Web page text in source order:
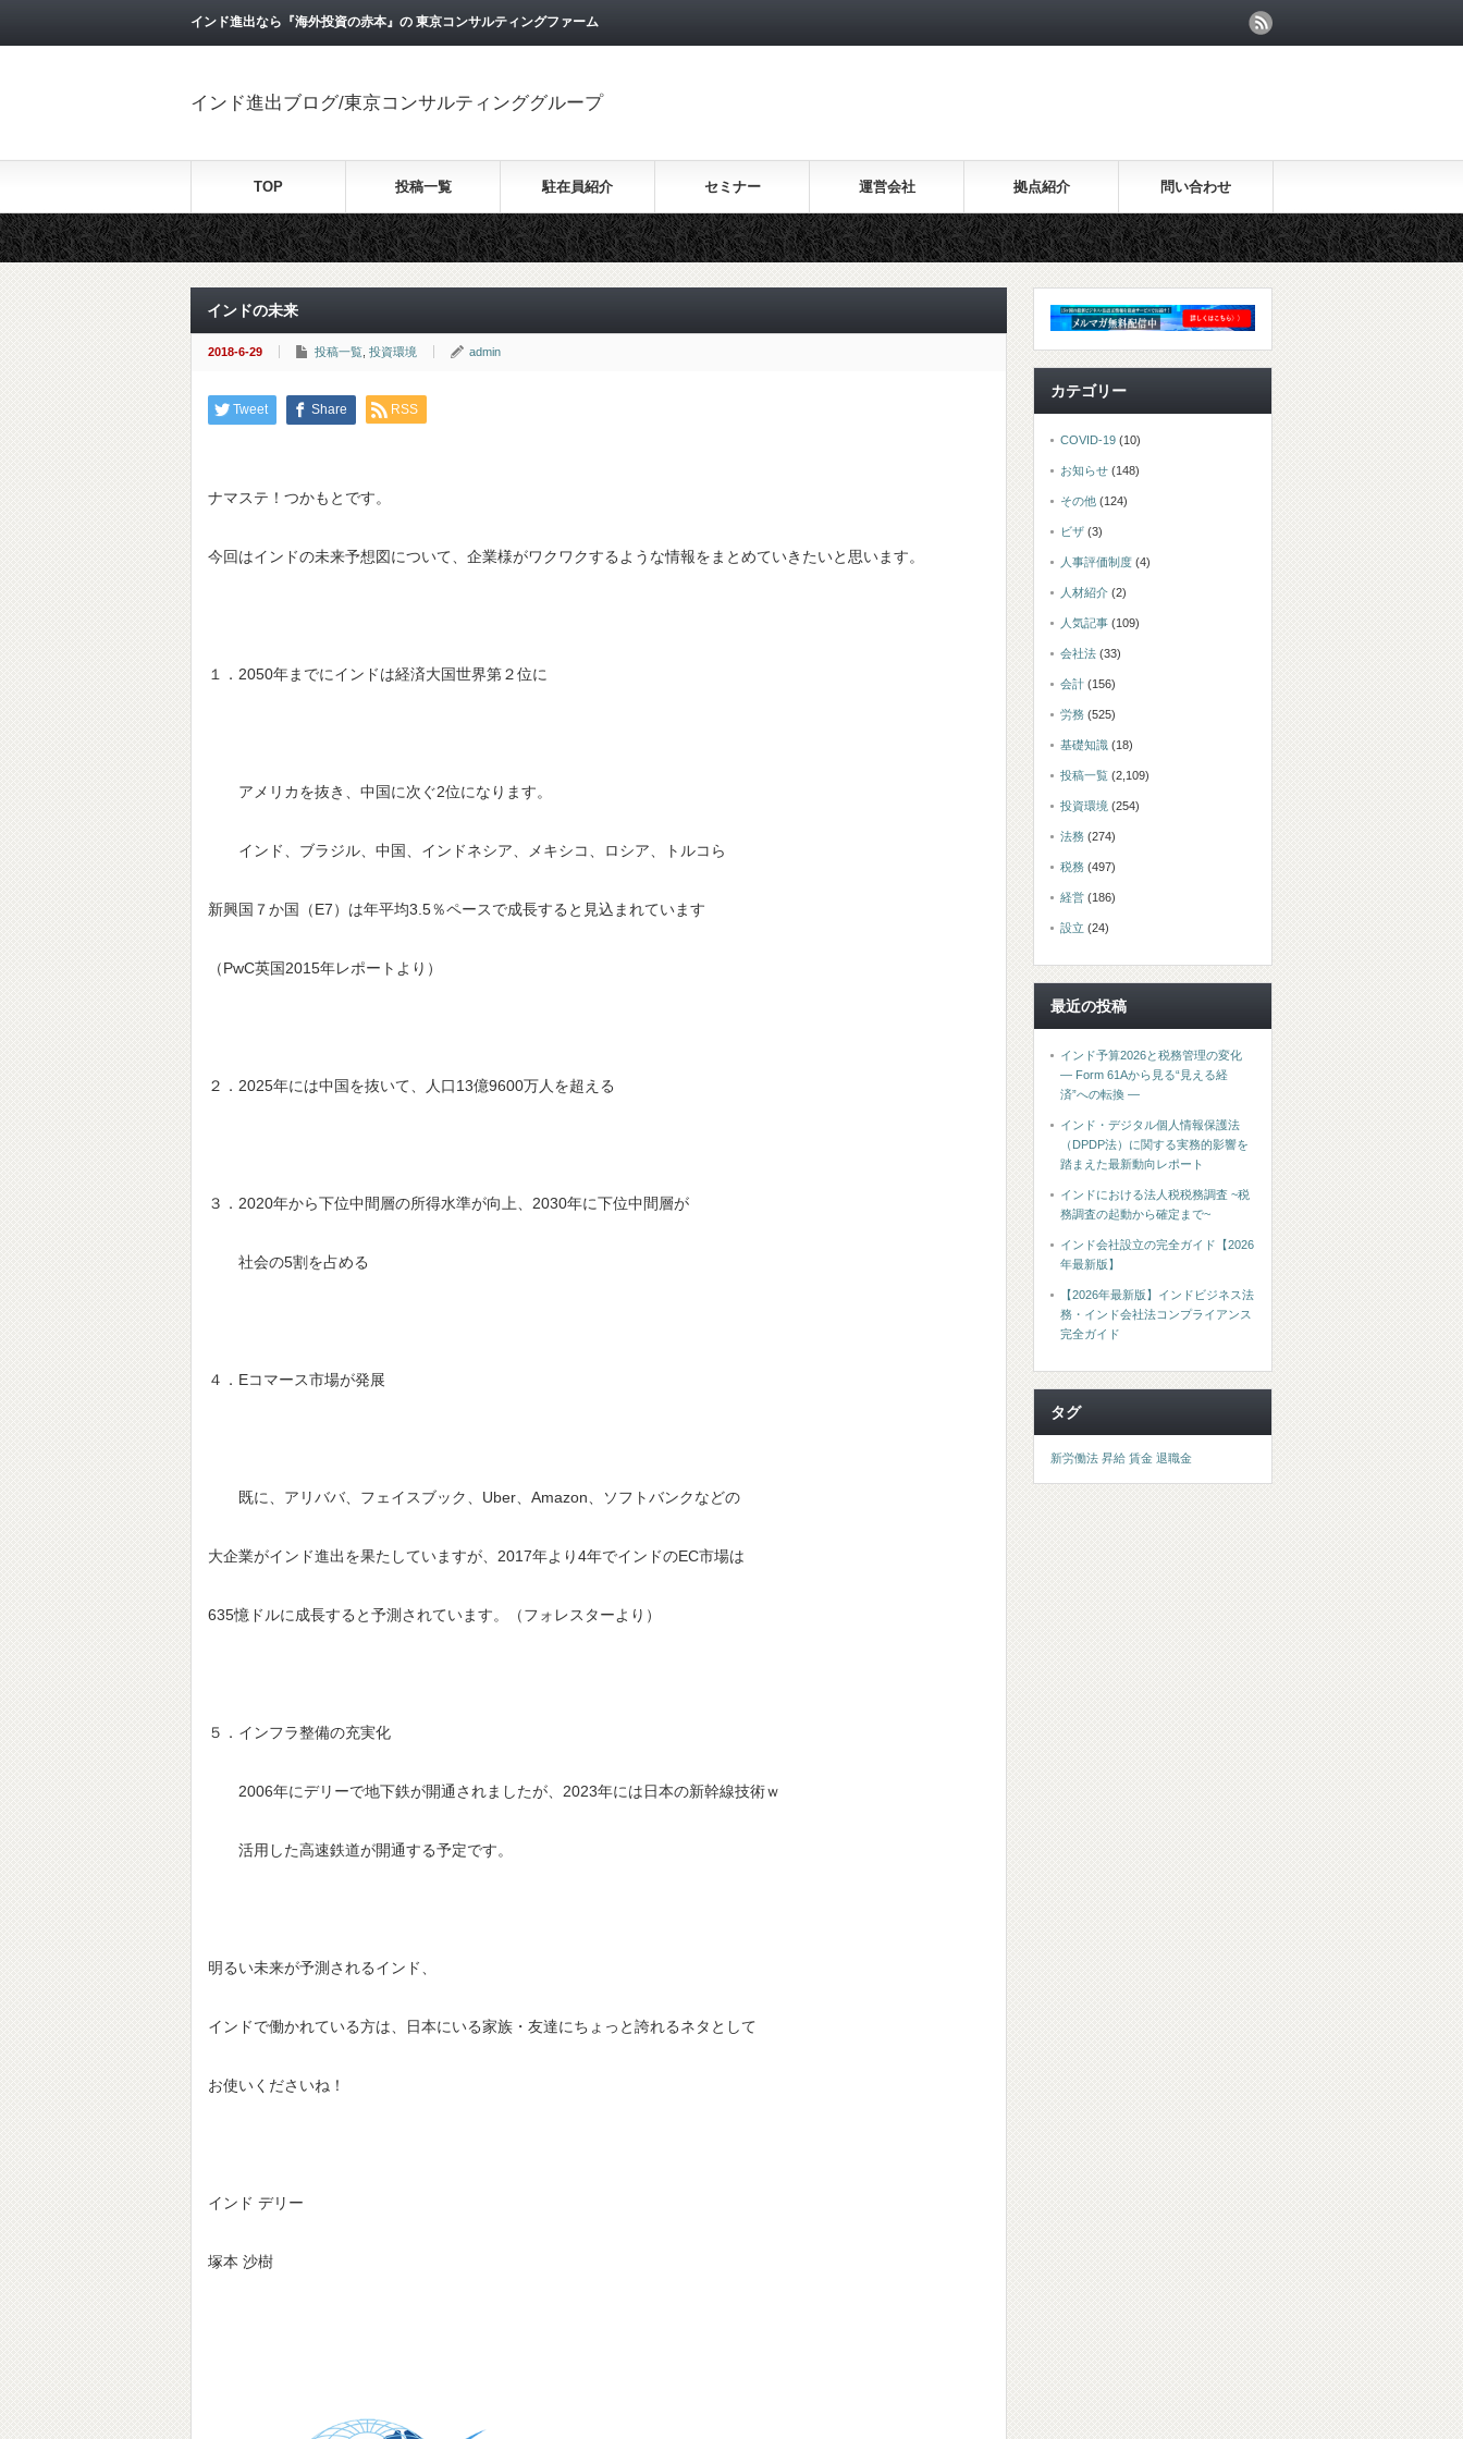
インド進出なら『海外投資の赤本』の 東京コンサルティングファーム
インド進出ブログ/東京コンサルティンググループ
TOP 投稿一覧 駐在員紹介 セミナー 運営会社 拠点紹介 問い合わせ
インドの未来
2018-6-29 投稿一覧 投資環境 admin
Tweet Share RSS
ナマステ！つかもとです。
今回はインドの未来予想図について、企業様がワクワクするような情報をまとめていきたいと思います。
１．2050年までにインドは経済大国世界第２位に
アメリカを抜き、中国に次ぐ2位になります。
インド、ブラジル、中国、インドネシア、メキシコ、ロシア、トルコら
新興国７か国（E7）は年平均3.5％ペースで成長すると見込まれています
（PwC英国2015年レポートより）
２．2025年には中国を抜いて、人口13億9600万人を超える
３．2020年から下位中間層の所得水準が向上、2030年に下位中間層が
社会の5割を占める
４．Eコマース市場が発展
既に、アリババ、フェイスブック、Uber、Amazon、ソフトバンクなどの
大企業がインド進出を果たしていますが、2017年より4年でインドのEC市場は
635憶ドルに成長すると予測されています。（フォレスターより）
５．インフラ整備の充実化
2006年にデリーで地下鉄が開通されましたが、2023年には日本の新幹線技術ｗ
活用した高速鉄道が開通する予定です。
明るい未来が予測されるインド、
インドで働かれている方は、日本にいる家族・友達にちょっと誇れるネタとして
お使いくださいね！
インド デリー
塚本 沙樹
カテゴリー
COVID-19 (10)
お知らせ (148)
その他 (124)
ビザ (3)
人事評価制度 (4)
人材紹介 (2)
人気記事 (109)
会社法 (33)
会計 (156)
労務 (525)
基礎知識 (18)
投稿一覧 (2,109)
投資環境 (254)
法務 (274)
税務 (497)
経営 (186)
設立 (24)
最近の投稿
インド予算2026と税務管理の変化
― Form 61Aから見る“見える経
済”への転換 ―
インド・デジタル個人情報保護法
（DPDP法）に関する実務的影響を
踏まえた最新動向レポート
インドにおける法人税税務調査 ~税
務調査の起動から確定まで~
インド会社設立の完全ガイド【2026
年最新版】
【2026年最新版】インドビジネス法
務・インド会社法コンプライアンス
完全ガイド
タグ
新労働法 昇給 賃金 退職金